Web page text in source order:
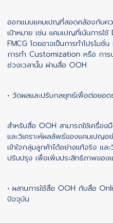
ออกแบบแคมเปญที่สอดคล้องกับค
เป้าหมาย เช่น แคมเปญที่เน้นการใ
FMCG โดยอาจเป็นการทำโปรโม
การทำ Customization หรือ การป
ช่วงเวลานั้น ผ่านสื่อ OOH
• วัดผลและปรับกลยุทธ์เพื่อต่อยอ
สำหรับสื่อ OOH สามารถใช้เครื่อ
และวิเคราะห์ผลลัพธ์ของแคมเปญอ
เข้าใจกลุ่มลูกค้าได้อย่างแท้จริง แล
ปรับปรุง เพื่อเพิ่มประสิทธิภาพของ
• ผสานการใช้สื่อ OOH กับสื่อ
ปัจจุบัน